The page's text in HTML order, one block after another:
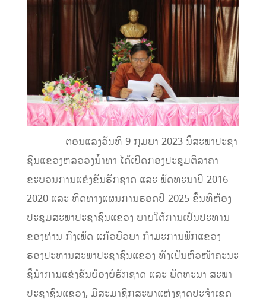
ຕອນແລງວັນທີ 9 ກຸມພາ 2023 ນີ້ສະພາປະຊາ
ຊົນແຂວງຫລວວງນ້ຳທາ ໄດ້ເປີດກອງປະຊຸມຕີລາຄາ
ຂະບວນການແຂ່ງຂັນຮັກຊາດ ແລະ ພັດທະນາປີ 2016-
2020 ແລະ ທິດທາງແຜນການຮອດປີ 2025 ຂື້ນທີ່ຫ້ອງ
ປະຊຸມສະພາປະຊາຊົນແຂວງ ພາຍໃຕ້ການເປັນປະທານ
ຂອງທ່ານ ກົງເພັດ ແກ້ວບົວພາ ກຳມະການພັກແຂວງ
ຮອງປະທານສະພາປະຊາຊົນແຂວງ ທັງເປັນຫົວໜ້າຄະນະ
ຊີ້ນຳການແຂ່ງຂັນຍ້ອງຍໍຮັກຊາດ ແລະ ພັດທະນາ ສະພາ
ປະຊາຊົນແຂວງ, ມີສະມາຊິກສະພາແຫ່ງຊາດປະຈໍາເຂດ